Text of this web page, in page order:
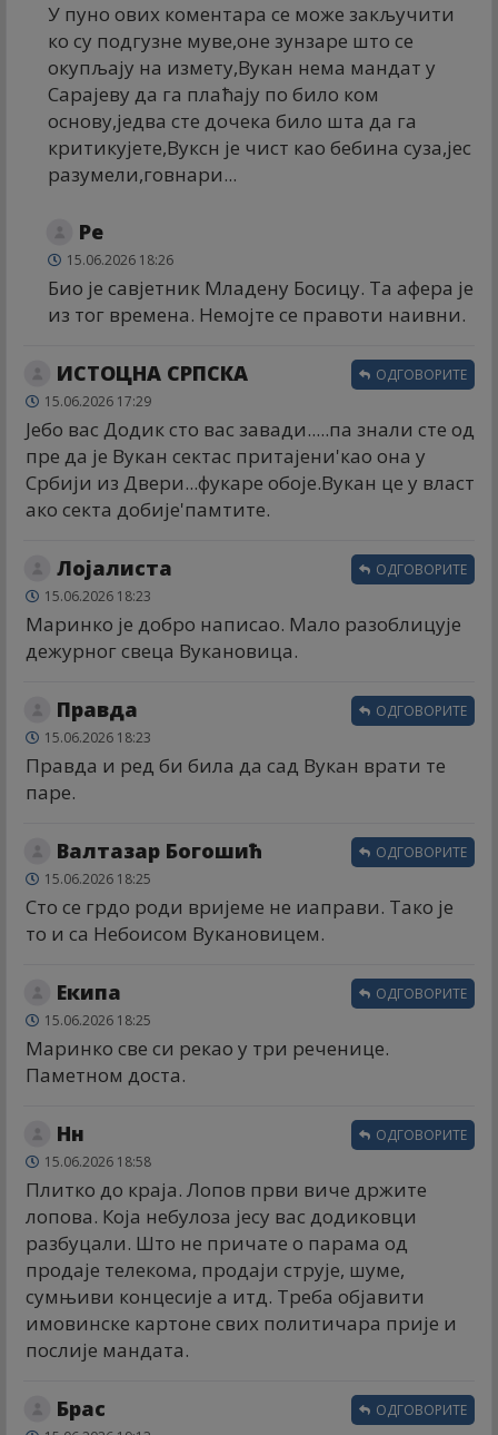
У пуно ових коментара се може закључити
ко су подгузне муве,оне зунзаре што се
окупљају на измету,Вукан нема мандат у
Сарајеву да га плаћају по било ком
основу,једва сте дочека било шта да га
критикујете,Вуксн је чист као бебина суза,јес
разумели,говнари...
Ре
15.06.2026 18:26
Био је савјетник Младену Босицу. Та афера је
из тог времена. Немојте се правоти наивни.
ИСТОЦНА СРПСКА
15.06.2026 17:29
Јебо вас Додик сто вас завади.....па знали сте од
пре да је Вукан сектас притајени'као она у
Србији из Двери...фукаре обоје.Вукан це у власт
ако секта добије'памтите.
ОДГОВОРИТЕ
Лојалиста
15.06.2026 18:23
Маринко је добро написао. Мало разоблицује
дежурног свеца Вукановица.
ОДГОВОРИТЕ
Правда
15.06.2026 18:23
Правда и ред би била да сад Вукан врати те
паре.
ОДГОВОРИТЕ
Валтазар Богошић
15.06.2026 18:25
Сто се грдо роди вријеме не иаправи. Тако је
то и са Небоисом Вукановицем.
ОДГОВОРИТЕ
Екипа
15.06.2026 18:25
Маринко све си рекао у три реченице.
Паметном доста.
ОДГОВОРИТЕ
Нн
15.06.2026 18:58
Плитко до краја. Лопов први виче држите
лопова. Која небулоза јесу вас додиковци
разбуцали. Што не причате о парама од
продаје телекома, продаји струје, шуме,
сумњиви концесије а итд. Треба објавити
имовинске картоне свих политичара прије и
послије мандата.
ОДГОВОРИТЕ
Брас ОДГОВОРИТЕ